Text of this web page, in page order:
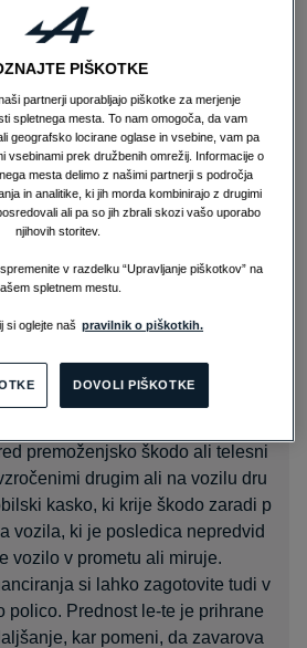
skozi celotno obdobje finan
obroka postanete lastnik vozil
avto udobno in varno z enaki
– z dobo financiranja od 12 do 6
je doba, nižji je mesečni obrok.
premoženjsko škodo ali telesni
drugim ali na vozilu dru
kasko, ki krije škodo zaradi p
vozila, ki je posledica nepredvid
vozilo v prometu ali miruje.
si lahko zagotovite tudi v
polico. Prednost le-te je prihrane
kar pomeni, da zavarova
PIŠKOTKE
partnerji uporabljajo piškotke za merjenje
spletnega mesta. To nam omogoča, da vam
geografsko locirane oglase in vsebine, vam pa
vsebinami prek družbenih omrežij. Informacije o
mesta delimo z našimi partnerji s področja
in analitike, ki jih morda kombinirajo z drugimi
ali pa so jih zbrali skozi vašo uporabo
njihovih storitev.
v razdelku “Upravljanje piškotkov” na
spletnem mestu.
si oglejte naš pravilnik o piškotkih.
DOVOLI PIŠKOTKE